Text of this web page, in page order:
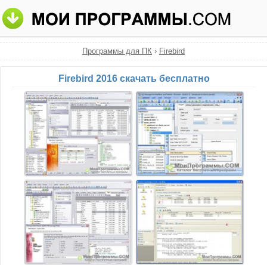
Программы для ПК › Firebird
Firebird 2016 скачать бесплатно